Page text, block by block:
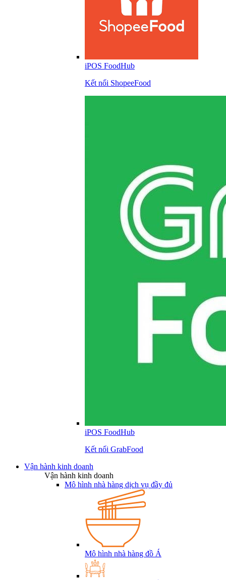
iPOS FoodHub
Kết nối ShopeeFood
iPOS FoodHub
Kết nối GrabFood
Vận hành kinh doanh
Vận hành kinh doanh
Mô hình nhà hàng dịch vụ đầy đủ
Mô hình nhà hàng đồ Á